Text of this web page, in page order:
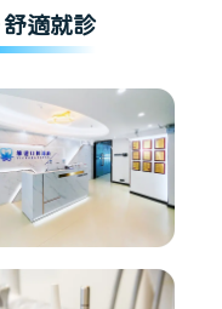
適就診